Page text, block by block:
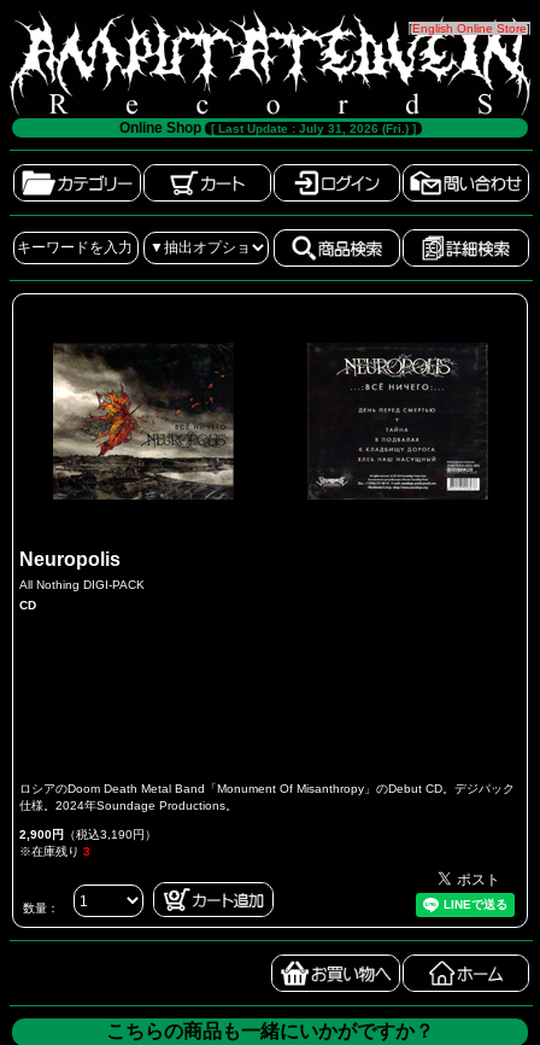
[English Online Store]
Online Shop [ Last Update : July 31, 2026 (Fri.) ]
Neuropolis
All Nothing DIGI-PACK
CD
ロシアのDoom Death Metal Band「Monument Of Misanthropy」のDebut CD。デジパック
仕様。2024年Soundage Productions。
2,900円 （税込3,190円）
※在庫残り 3
数量：
こちらの商品も一緒にいかがですか？